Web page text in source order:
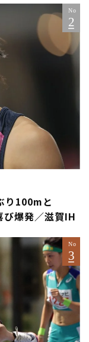
り100mと
爆発／滋賀IH